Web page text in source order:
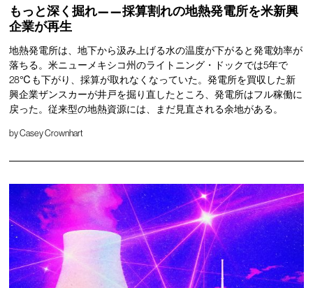
もっと深く掘れ——採算割れの地熱発電所を米新興
企業が再生
地熱発電所は、地下から汲み上げる水の温度が下がると発電効率が
落ちる。米ニューメキシコ州のライトニング・ドックでは5年で
28℃も下がり、採算が取れなくなっていた。発電所を買収した新
興企業ザンスカーが井戸を掘り直したところ、発電所はフル稼働に
戻った。従来型の地熱資源には、まだ見直される余地がある。
byCasey Crownhart